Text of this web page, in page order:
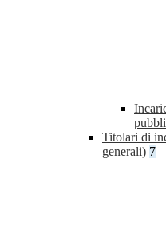
Titolari di
generali) 7